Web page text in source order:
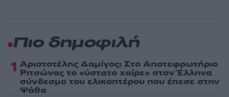
Πιο δημοφιλή
1 Αριστοτέλης Δαμίγος: Στο Αποτεφρωτήριο
Ριτσώνας το «ύστατο χαίρε» στον Έλληνα
σύνδεσμο του ελικοπτέρου που έπεσε στην
Ψάθα